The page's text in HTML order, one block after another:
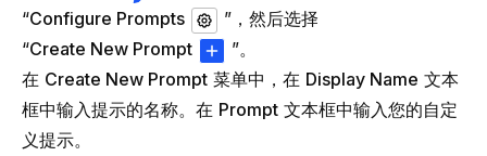
“Configure Prompts
”，然后选择
“Create New Prompt
”。
在 Create New Prompt 菜单中，在 Display Name 文本
框中输入提示的名称。在 Prompt 文本框中输入您的自定
义提示。